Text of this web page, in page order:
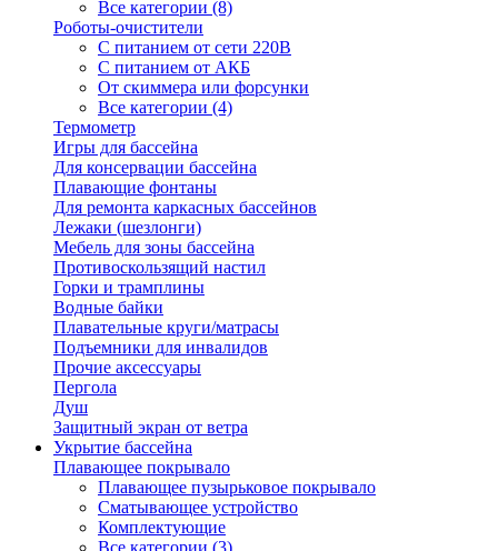
Все категории (8)
Роботы-очистители
С питанием от сети 220В
С питанием от АКБ
От скиммера или форсунки
Все категории (4)
Термометр
Игры для бассейна
Для консервации бассейна
Плавающие фонтаны
Для ремонта каркасных бассейнов
Лежаки (шезлонги)
Мебель для зоны бассейна
Противоскользящий настил
Горки и трамплины
Водные байки
Плавательные круги/матрасы
Подъемники для инвалидов
Прочие аксессуары
Пергола
Душ
Защитный экран от ветра
Укрытие бассейна
Плавающее покрывало
Плавающее пузырьковое покрывало
Сматывающее устройство
Комплектующие
Все категории (3)